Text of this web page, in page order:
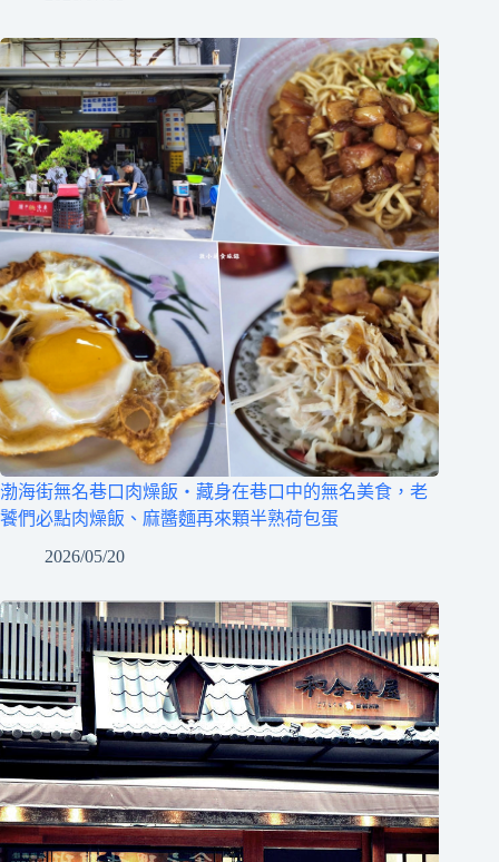
渤海街無名巷口肉燥飯‧藏身在巷口中的無名美食，老
饕們必點肉燥飯、麻醬麵再來顆半熟荷包蛋
2026/05/20